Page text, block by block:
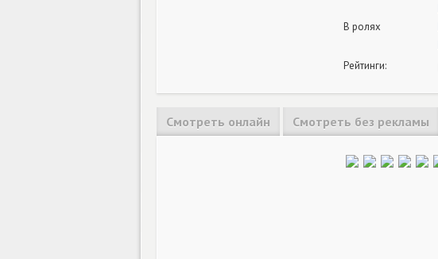
В ролях
Рейтинги:
Смотреть онлайн Смотреть без рекламы